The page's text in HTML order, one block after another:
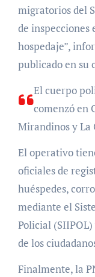
migratorios del
de inspecciones
hospedaje”,
publicado en su
El cuerpo
comenzó en
Mirandinos y La
El operativo
oficiales de
huéspedes,
mediante el
Policial
de los
Finalmente, la